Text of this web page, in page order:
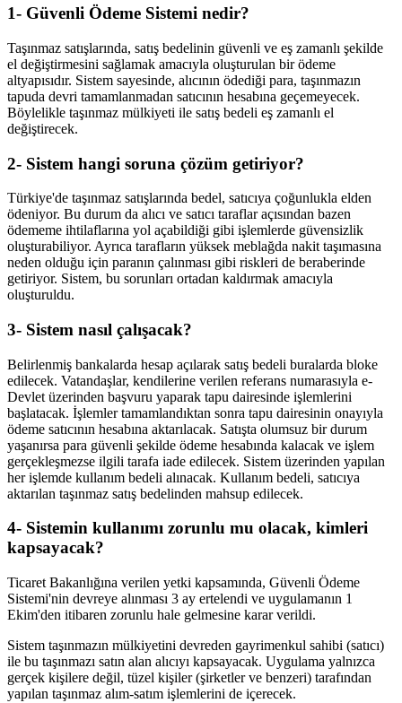
1- Güvenli Ödeme Sistemi nedir?
Taşınmaz satışlarında, satış bedelinin güvenli ve eş zamanlı şekilde
el değiştirmesini sağlamak amacıyla oluşturulan bir ödeme
altyapısıdır. Sistem sayesinde, alıcının ödediği para, taşınmazın
tapuda devri tamamlanmadan satıcının hesabına geçemeyecek.
Böylelikle taşınmaz mülkiyeti ile satış bedeli eş zamanlı el
değiştirecek.
2- Sistem hangi soruna çözüm getiriyor?
Türkiye'de taşınmaz satışlarında bedel, satıcıya çoğunlukla elden
ödeniyor. Bu durum da alıcı ve satıcı taraflar açısından bazen
ödememe ihtilaflarına yol açabildiği gibi işlemlerde güvensizlik
oluşturabiliyor. Ayrıca tarafların yüksek meblağda nakit taşımasına
neden olduğu için paranın çalınması gibi riskleri de beraberinde
getiriyor. Sistem, bu sorunları ortadan kaldırmak amacıyla
oluşturuldu.
3- Sistem nasıl çalışacak?
Belirlenmiş bankalarda hesap açılarak satış bedeli buralarda bloke
edilecek. Vatandaşlar, kendilerine verilen referans numarasıyla e-
Devlet üzerinden başvuru yaparak tapu dairesinde işlemlerini
başlatacak. İşlemler tamamlandıktan sonra tapu dairesinin onayıyla
ödeme satıcının hesabına aktarılacak. Satışta olumsuz bir durum
yaşanırsa para güvenli şekilde ödeme hesabında kalacak ve işlem
gerçekleşmezse ilgili tarafa iade edilecek. Sistem üzerinden yapılan
her işlemde kullanım bedeli alınacak. Kullanım bedeli, satıcıya
aktarılan taşınmaz satış bedelinden mahsup edilecek.
4- Sistemin kullanımı zorunlu mu olacak, kimleri
kapsayacak?
Ticaret Bakanlığına verilen yetki kapsamında, Güvenli Ödeme
Sistemi'nin devreye alınması 3 ay ertelendi ve uygulamanın 1
Ekim'den itibaren zorunlu hale gelmesine karar verildi.
Sistem taşınmazın mülkiyetini devreden gayrimenkul sahibi (satıcı)
ile bu taşınmazı satın alan alıcıyı kapsayacak. Uygulama yalnızca
gerçek kişilere değil, tüzel kişiler (şirketler ve benzeri) tarafından
yapılan taşınmaz alım-satım işlemlerini de içerecek.